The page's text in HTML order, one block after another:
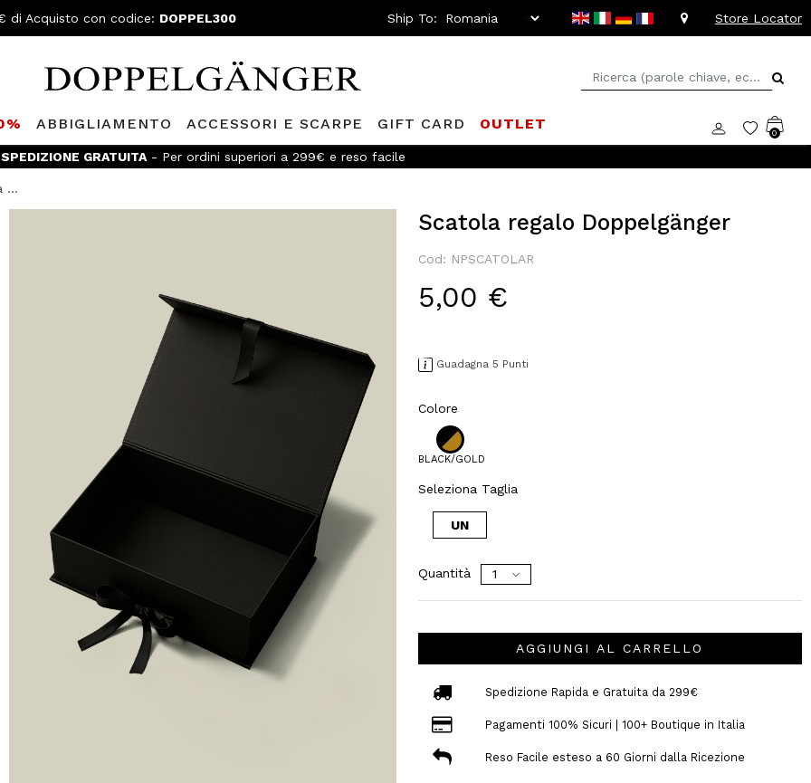
di Acquisto con codice: DOPPEL300 Ship To: Store Locator
ABBIGLIAMENTO ACCESSORI E SCARPE GIFT CARD OUTLET
0
SPEDIZIONE GRATUITA- Per ordini superiori a 299€ e reso facile
...
Scatola regalo Doppelgänger
Cod: NPSCATOLAR
5,00 €
Guadagna 5 Punti
Colore
BLACK/GOLD
Seleziona Taglia
UN
Quantità
AGGIUNGI AL CARRELLO
Spedizione Rapida e Gratuita da 299€
Pagamenti 100% Sicuri | 100+ Boutique in Italia
Reso Facile esteso a 60 Giorni dalla Ricezione